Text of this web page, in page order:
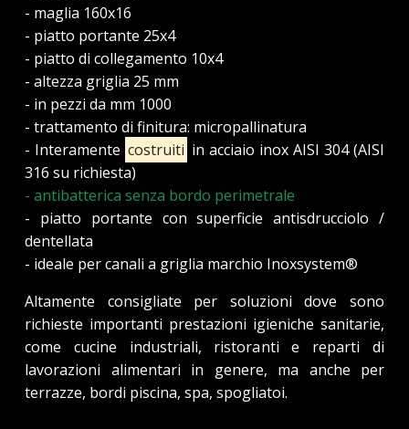
- maglia 160x16
- piatto portante 25x4
- piatto di collegamento 10x4
- altezza griglia 25 mm
- in pezzi da mm 1000
- trattamento di finitura: micropallinatura
- Interamente costruiti in acciaio inox AISI 304 (AISI
316 su richiesta)
- antibatterica senza bordo perimetrale
- piatto portante con superficie antisdrucciolo /
dentellata
- ideale per canali a griglia marchio Inoxsystem®
Altamente consigliate per soluzioni dove sono
richieste importanti prestazioni igieniche sanitarie,
come cucine industriali, ristoranti e reparti di
lavorazioni alimentari in genere, ma anche per
terrazze, bordi piscina, spa, spogliatoi.